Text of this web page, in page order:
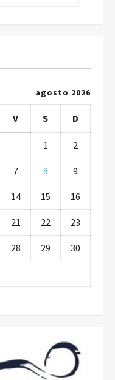
agosto 2026
V S D
1 2
7 8 9
14 15 16
21 22 23
28 29 30